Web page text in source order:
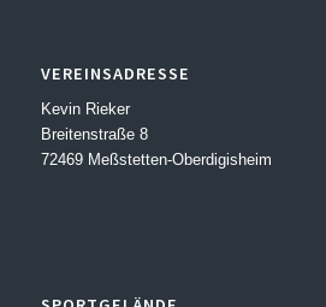
VEREINSADRESSE
Kevin Rieker
Breitenstraße 8
72469 Meßstetten-Oberdigisheim